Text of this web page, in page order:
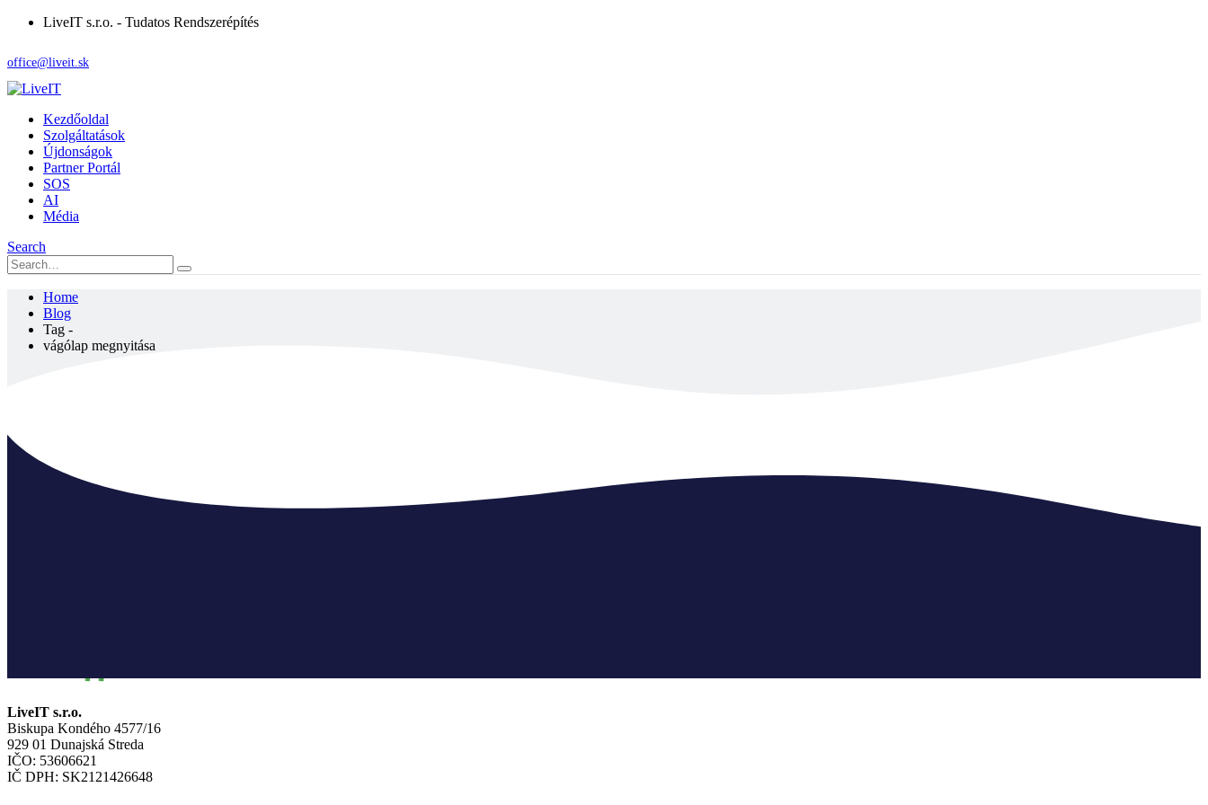
LiveIT s.r.o. - Tudatos Rendszerépítés
office@liveit.sk
Kezdőoldal
Szolgáltatások
Újdonságok
Partner Portál
SOS
AI
Média
Search
Home
Blog
Tag -
vágólap megnyitása
LiveIT s.r.o.
Biskupa Kondého 4577/16
929 01 Dunajská Streda
IČO: 53606621
IČ DPH: SK2121426648